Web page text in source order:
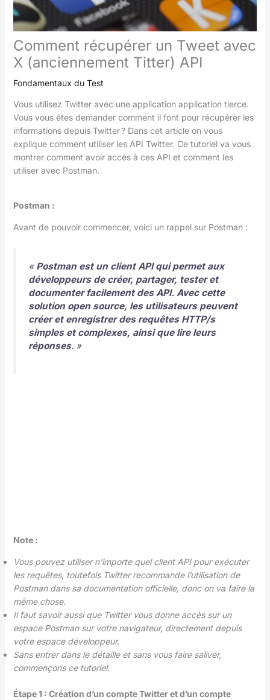
Comment récupérer un Tweet avec
X (anciennement Titter) API
Fondamentaux du Test
Vous utilisez Twitter avec une application application tierce.
Vous vous êtes demander comment il font pour récupérer les
informations depuis Twitter ? Dans cet article on vous
explique comment utiliser les API Twitter. Ce tutoriel va vous
montrer comment avoir accès à ces API et comment les
utiliser avec Postman.
Postman :
Avant de pouvoir commencer, voici un rappel sur Postman :
« Postman est un client API qui permet aux
développeurs de créer, partager, tester et
documenter facilement des API. Avec cette
solution open source, les utilisateurs peuvent
créer et enregistrer des requêtes HTTP/s
simples et complexes, ainsi que lire leurs
réponses. »
Note :
Vous pouvez utiliser n’importe quel client API pour exécuter
les requêtes, toutefois Twitter recommande l’utilisation de
Postman dans sa documentation officielle, donc on va faire la
même chose.
Il faut savoir aussi que Twitter vous donne accès sur un
espace Postman sur votre navigateur, directement depuis
votre espace développeur.
Sans entrer dans le détaille et sans vous faire saliver,
commençons ce tutoriel.
Étape 1 : Création d’un compte Twitter et d’un compte